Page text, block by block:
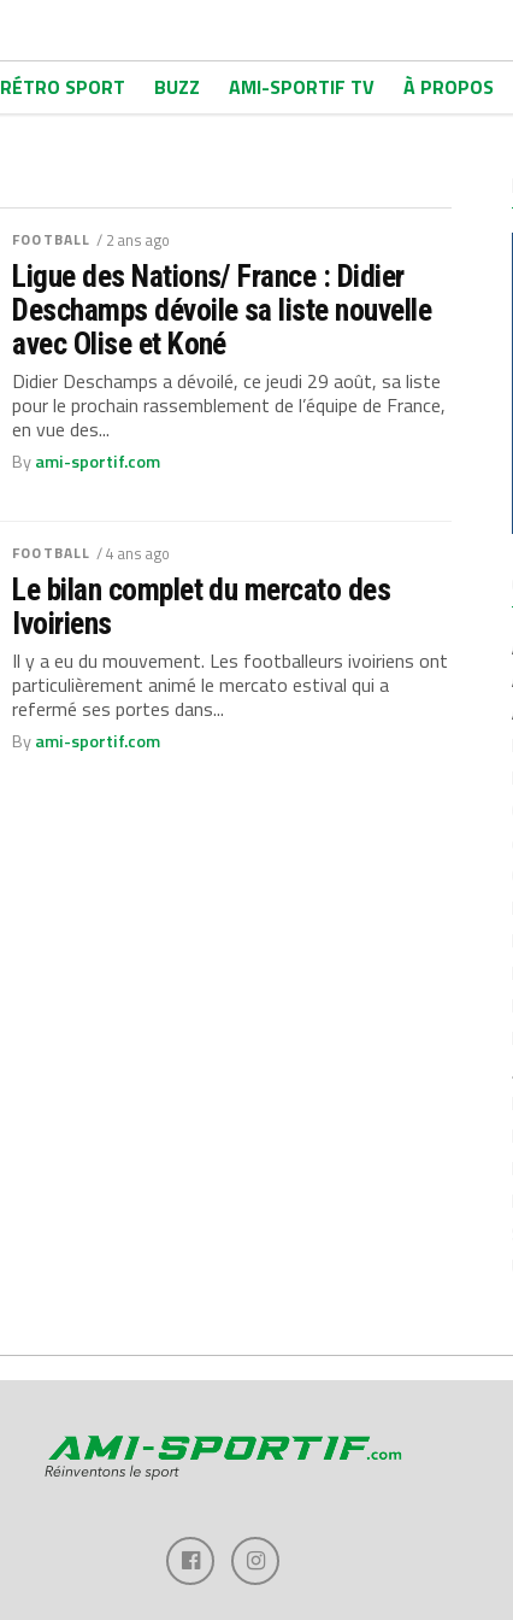
RÉTRO SPORT BUZZ AMI-SPORTIF TV À PROPOS
FOOTBALL / 2 ans ago
Ligue des Nations/ France : Didier
Deschamps dévoile sa liste nouvelle
avec Olise et Koné
Didier Deschamps a dévoilé, ce jeudi 29 août, sa liste
pour le prochain rassemblement de l’équipe de France,
en vue des...
Byami-sportif.com
FOOTBALL / 4 ans ago
Le bilan complet du mercato des
Ivoiriens
Il y a eu du mouvement. Les footballeurs ivoiriens ont
particulièrement animé le mercato estival qui a
refermé ses portes dans...
Byami-sportif.com